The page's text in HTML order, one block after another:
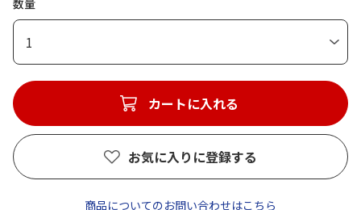
数量
1
カートに入れる
お気に入りに登録する
商品についてのお問い合わせはこちら